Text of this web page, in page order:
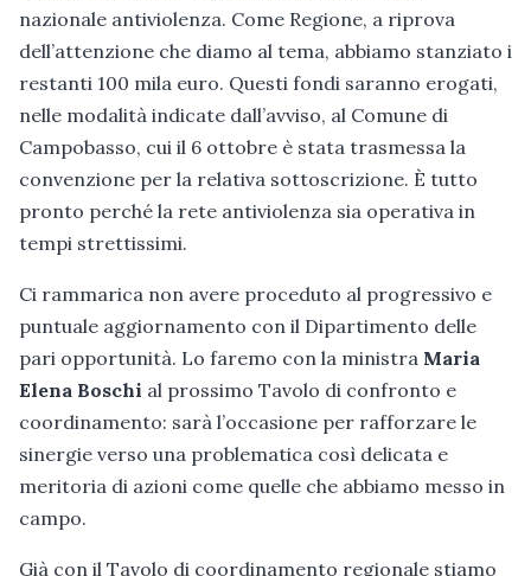
nazionale antiviolenza. Come Regione, a riprova
dell’attenzione che diamo al tema, abbiamo stanziato i
restanti 100 mila euro. Questi fondi saranno erogati,
nelle modalità indicate dall’avviso, al Comune di
Campobasso, cui il 6 ottobre è stata trasmessa la
convenzione per la relativa sottoscrizione. È tutto
pronto perché la rete antiviolenza sia operativa in
tempi strettissimi.
Ci rammarica non avere proceduto al progressivo e
puntuale aggiornamento con il Dipartimento delle
pari opportunità. Lo faremo con la ministra Maria
Elena Boschi al prossimo Tavolo di confronto e
coordinamento: sarà l’occasione per rafforzare le
sinergie verso una problematica così delicata e
meritoria di azioni come quelle che abbiamo messo in
campo.
Già con il Tavolo di coordinamento regionale stiamo